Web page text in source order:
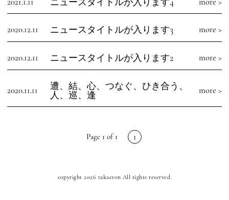
2020.12.11 ニュースタイトルが入ります3 more >
2020.12.11 ニュースタイトルが入ります2 more >
2020.11.11
遭、結、心、つなぐ、ひき合う、
人、巡、逢
more >
Page 1 of1 1
copyright 2026 takaeron All rights reserved.